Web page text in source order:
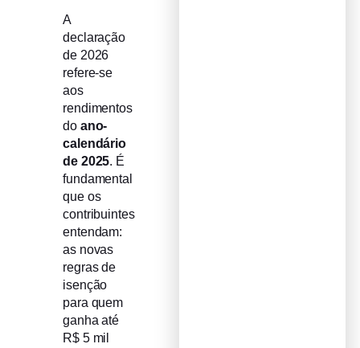
A
declaração
de 2026
refere-se
aos
rendimentos
do ano-
calendário
de 2025. É
fundamental
que os
contribuintes
entendam:
as novas
regras de
isenção
para quem
ganha até
R$ 5 mil